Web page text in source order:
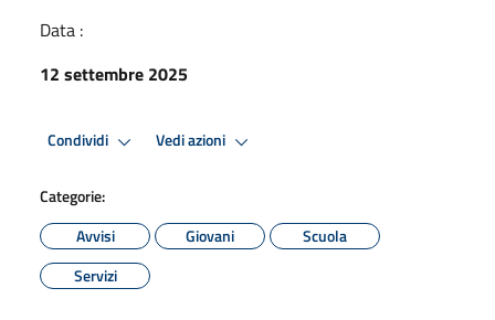
Data :
12 settembre 2025
Condividi Vedi azioni
Categorie:
Avvisi
Giovani
Scuola
Servizi